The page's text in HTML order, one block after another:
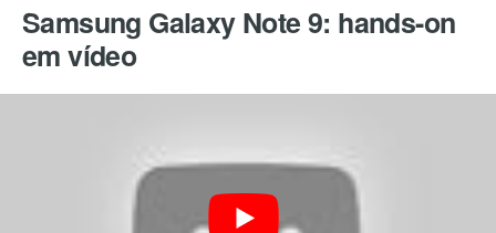
Samsung Galaxy Note 9: hands-on
em vídeo